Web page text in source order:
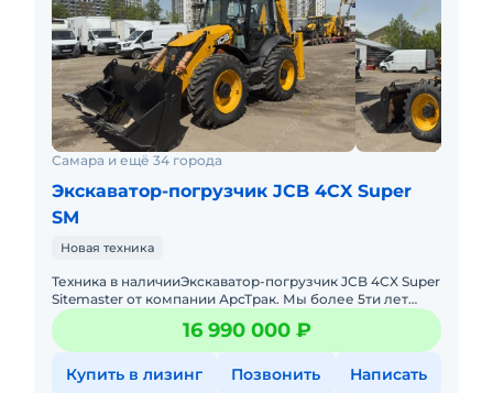
Самара и ещё 34 города
Экскаватор-погрузчик JCB 4CX Super
SM
Новая техника
Техника в наличииЭкcкавaтор-погрузчик JCB 4СX Super
Sitemaster от компании АрсТрак. Мы более 5ти лет
занимаемся поставкой, продажей спецтехники по
параллельному
16 990 000 ₽
Купить в лизинг Позвонить Написать